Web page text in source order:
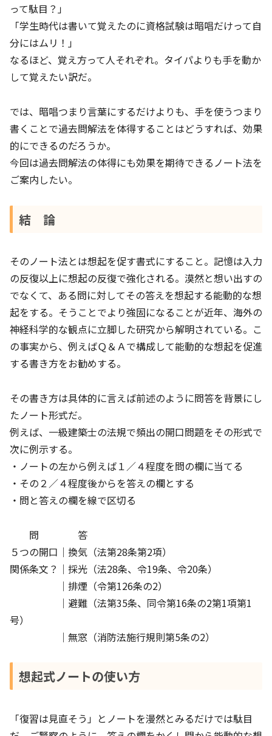
って駄目？」
「学生時代は書いて覚えたのに資格試験は暗唱だけって自
分にはムリ！」
なるほど、覚え方って人それぞれ。タイパよりも手を動か
して覚えたい訳だ。
では、暗唱つまり言葉にするだけよりも、手を使うつまり
書くことで過去問解法を体得することはどうすれば、効果
的にできるのだろうか。
今回は過去問解法の体得にも効果を期待できるノート法を
ご案内したい。
結 論
そのノート法とは想起を促す書式にすること。記憶は入力
の反復以上に想起の反復で強化される。漠然と想い出すの
でなくて、ある問に対してその答えを想起する能動的な想
起をする。そうことでより強固になることが近年、海外の
神経科学的な観点に立脚した研究から解明されている。こ
の事実から、例えばＱ＆Ａで構成して能動的な想起を促進
する書き方をお勧めする。
その書き方は具体的に言えば前述のように問答を背景にし
たノート形式だ。
例えば、一級建築士の法規で頻出の開口問題をその形式で
次に例示する。
・ノートの左から例えば１／４程度を問の欄に当てる
・その２／４程度後からを答えの欄とする
・問と答えの欄を線で区切る
問 答
５つの開口｜換気（法第28条第2項）
関係条文？｜採光（法28条、令19条、令20条）
｜排煙（令第126条の2）
｜避難（法第35条、同令第16条の2第1項第1
号）
｜無窓（消防法施行規則第5条の2）
想起式ノートの使い方
「復習は見直そう」とノートを漫然とみるだけでは駄目